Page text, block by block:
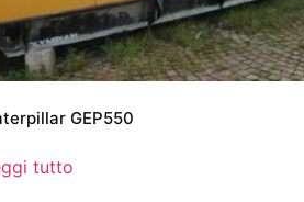
GEP550
tutto